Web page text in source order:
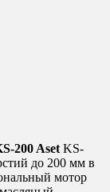
200 Aset KS-
до 200 мм в
мотор